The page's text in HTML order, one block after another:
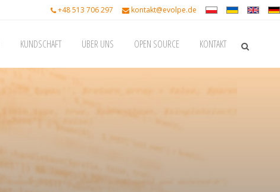
+48 513 706 297 kontakt@evolpe.de
KUNDSCHAFT ÜBER UNS OPEN SOURCE KONTAKT